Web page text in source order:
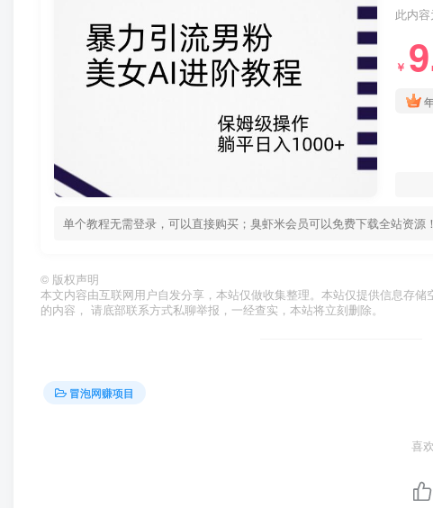
此内
￥
单个教程无需登录，可以直接购买；臭虾米会员可以免费下载全站资源
© 版权声明
本文内容由互联网用户自发分享，本站仅做收集整理。本站仅提供信息存
的内容， 请底部联系方式私聊举报，一经查实，本站将立刻删除。
冒泡网赚项目
喜